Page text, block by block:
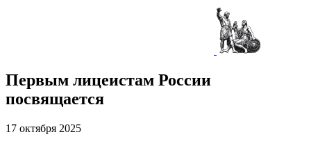
Первым лицеистам России
посвящается
17 октября 2025